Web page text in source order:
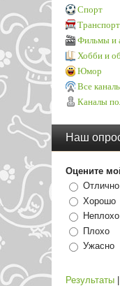
Спорт
Транспорт
Фильмы и
Хобби и
Юмор
Все
Каналы
Наш
Оцените
Отлично
Хорошо
Неплохо
Плохо
Ужасно
Результаты